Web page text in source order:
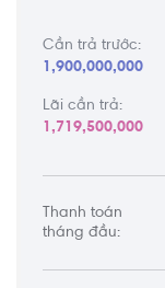
Cần trả trước:
1,900,000,000
Lãi cần trả:
1,719,500,000
Thanh toán
tháng đầu: